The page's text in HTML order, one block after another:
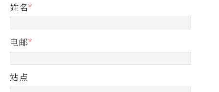
姓名*
电邮*
站点